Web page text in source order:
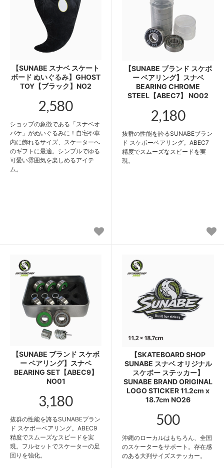
【SUNABE スナベ スケート
ボード ぬいぐるみ】GHOST
TOY【ブラック】NO2
2,580
ショップの象徴である「スナベオ
バケ」がぬいぐるみに！自宅や車
内に飾れるサイズ、スケーターへ
のギフトに最適。シンプルでゆる
可愛い雰囲気を楽しめるアイテ
ム。
【SUNABE ブランド スケボ
ー ベアリング】スナベ
BEARING CHROME
STEEL【ABEC7】 NO02
2,180
抜群の性能を誇るSUNABEブラン
ド スケボーベアリング。ABEC7
精度でスムーズなスピードを実
現。
【SUNABE ブランド スケボ
ー ベアリング】スナベ
BEARING SET【ABEC9】
NO01
3,180
抜群の性能を誇るSUNABEブラン
ド スケボーベアリング。ABEC9
精度でスムーズなスピードを実
現。フルセットでスケーターの足
回りを強化。
【SKATEBOARD SHOP
SUNABE スナベ オリジナル
スケボー ステッカー】
SUNABE BRAND ORIGINAL
LOGO STICKER 11.2cm x
18.7cm NO26
500
沖縄のローカルはもちろん、全国
のスケーターをサポート。存在感
のある大判サイズステッカー。